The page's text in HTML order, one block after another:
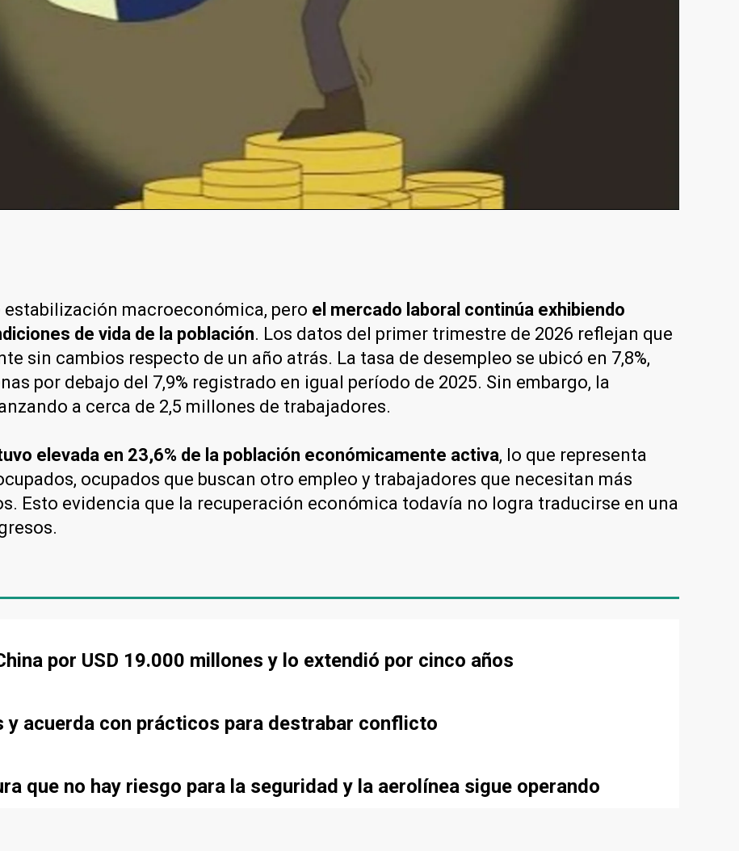
macroeconómica, pero el mercado laboral continúa exhibiendo
de vida de la población. Los datos del primer trimestre de 2026 reflejan que
sin cambios respecto de un año atrás. La tasa de desempleo se ubicó en 7,8%,
por debajo del 7,9% registrado en igual período de 2025. Sin embargo, la
a cerca de 2,5 millones de trabajadores.
elevada en 23,6% de la población económicamente activa, lo que representa
ocupados que buscan otro empleo y trabajadores que necesitan más
Esto evidencia que la recuperación económica todavía no logra traducirse en una
por USD 19.000 millones y lo extendió por cinco años
acuerda con prácticos para destrabar conflicto
que no hay riesgo para la seguridad y la aerolínea sigue operando